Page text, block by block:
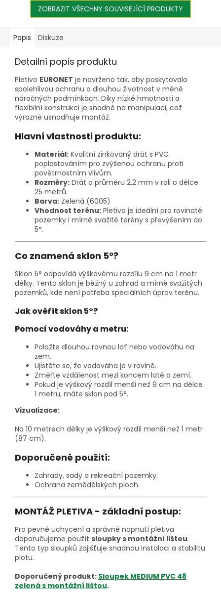
ZOBRAZIT VŠECHNY SOUVISEJÍCÍ PRODUKTY
Popis Diskuze
Detailní popis produktu
Pletivo EURONET je navrženo tak, aby poskytovalo
spolehlivou ochranu a dlouhou životnost v méně
náročných podmínkách. Díky nízké hmotnosti a
flexibilní konstrukci je snadné na manipulaci, což
výrazně usnadňuje montáž.
Hlavní vlastnosti produktu:
Materiál: Kvalitní zinkovaný drát s PVC
poplastováním pro zvýšenou ochranu proti
povětrnostním vlivům.
Rozměry: Drát o průměru 2,2 mm v roli o délce
25 metrů.
Barva: Zelená (6005)
Vhodnost terénu: Pletivo je ideální pro rovinaté
pozemky i mírně svažité terény s převýšením do
5°.
Co znamená sklon 5°?
Sklon 5° odpovídá výškovému rozdílu 9 cm na 1 metr
délky. Tento sklon je běžný u zahrad a mírně svažitých
pozemků, kde není potřeba speciálních úprav terénu.
Jak ověřit sklon 5°?
Pomocí vodováhy a metru:
Položte dlouhou rovnou lať nebo vodováhu na
zem.
Ujistěte se, že vodováha je v rovině.
Změřte vzdálenost mezi koncem latě a zemí.
Pokud je výškový rozdíl menší než 9 cm na délce
1 metru, máte sklon pod 5°.
Vizualizace:
Na 10 metrech délky je výškový rozdíl menší než 1 metr
(87 cm).
Doporučené použití:
Zahrady, sady a rekreační pozemky.
Ochrana zemědělských ploch.
MONTÁŽ PLETIVA - základní postup:
Pro pevné uchycení a správné napnutí pletiva
doporučujeme použít sloupky s montážní lištou.
Tento typ sloupků zajišťuje snadnou instalaci a stabilitu
plotu.
Doporučený produkt: Sloupek MEDIUM PVC 48
zelená s montážní lištou.